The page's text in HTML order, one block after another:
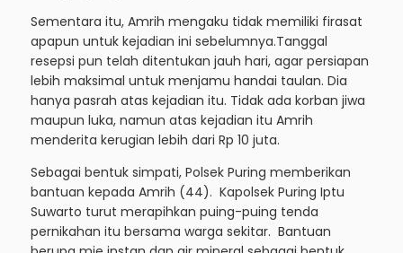
Sementara itu, Amrih mengaku tidak memiliki firasat
apapun untuk kejadian ini sebelumnya.Tanggal
resepsi pun telah ditentukan jauh hari, agar persiapan
lebih maksimal untuk menjamu handai taulan. Dia
hanya pasrah atas kejadian itu. Tidak ada korban jiwa
maupun luka, namun atas kejadian itu Amrih
menderita kerugian lebih dari Rp 10 juta.
Sebagai bentuk simpati, Polsek Puring memberikan
bantuan kepada Amrih (44). Kapolsek Puring Iptu
Suwarto turut merapihkan puing-puing tenda
pernikahan itu bersama warga sekitar. Bantuan